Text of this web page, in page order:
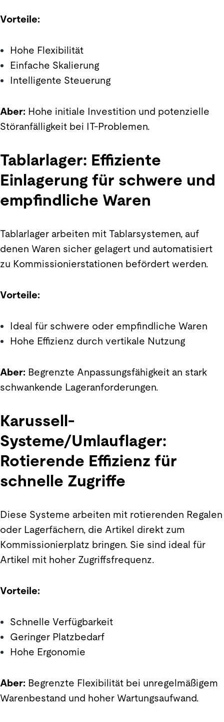
Vorteile:
Hohe Flexibilität
Einfache Skalierung
Intelligente Steuerung
Aber: Hohe initiale Investition und potenzielle
Störanfälligkeit bei IT-Problemen.
Tablarlager: Effiziente
Einlagerung für schwere und
empfindliche Waren
Tablarlager arbeiten mit Tablarsystemen, auf
denen Waren sicher gelagert und automatisiert
zu Kommissionierstationen befördert werden.
Vorteile:
Ideal für schwere oder empfindliche Waren
Hohe Effizienz durch vertikale Nutzung
Aber: Begrenzte Anpassungsfähigkeit an stark
schwankende Lageranforderungen.
Karussell-
Systeme/Umlauflager:
Rotierende Effizienz für
schnelle Zugriffe
Diese Systeme arbeiten mit rotierenden Regalen
oder Lagerfächern, die Artikel direkt zum
Kommissionierplatz bringen. Sie sind ideal für
Artikel mit hoher Zugriffsfrequenz.
Vorteile:
Schnelle Verfügbarkeit
Geringer Platzbedarf
Hohe Ergonomie
Aber: Begrenzte Flexibilität bei unregelmäßigem
Warenbestand und hoher Wartungsaufwand.